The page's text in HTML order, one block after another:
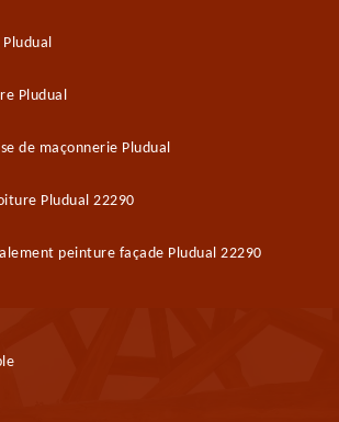
Pludual
de maçonnerie Pludual
Pludual 22290
peinture façade Pludual 22290